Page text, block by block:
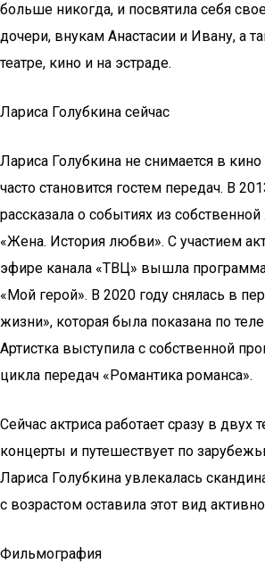
больше никогда, и посвятила себя
дочери, внукам Анастасии и Ивану, а
театре, кино и на эстраде.
Лариса Голубкина сейчас
Лариса Голубкина не снимается в кино
часто становится гостем передач. В
рассказала о событиях из
«Жена. История любви». С участием
эфире канала «ТВЦ» вышла
«Мой герой». В 2020 году снялась в
жизни», которая была показана по
Артистка выступила с собственной
цикла передач «Романтика романса».
Сейчас актриса работает сразу в двух
концерты и путешествует по
Лариса Голубкина увлекалась
с возрастом оставила этот вид
Фильмография